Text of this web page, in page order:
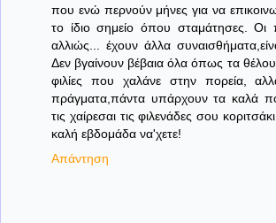
που ενώ περνούν μήνες για να
το ίδιο σημείο όπου σταμάτησες. Οι
αλλιώς... έχουν άλλα
Δεν βγαίνουν βέβαια όλα όπως τα
φιλίες που χαλάνε στην πορεία,
πράγματα,πάντα υπάρχουν τα καλά
τις χαίρεσαι τις φιλενάδες σου
καλή εβδομάδα να'χετε!
Απάντηση